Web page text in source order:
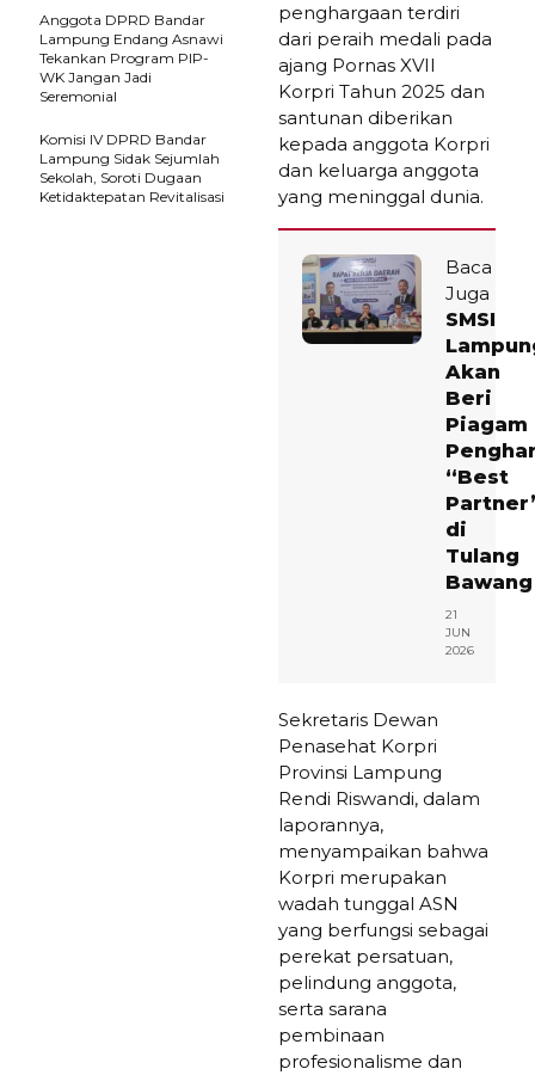
penghargaan terdiri
dari peraih medali pada
ajang Pornas XVII
Korpri Tahun 2025 dan
santunan diberikan
kepada anggota Korpri
dan keluarga anggota
yang meninggal dunia.
Baca
Juga
SMSI
Akan
Beri
Piagam
“Best
di
Tulang
21
JUN
2026
Sekretaris Dewan
Penasehat Korpri
Provinsi Lampung
Rendi Riswandi, dalam
laporannya,
menyampaikan bahwa
Korpri merupakan
wadah tunggal ASN
yang berfungsi sebagai
perekat persatuan,
pelindung anggota,
serta sarana
pembinaan
profesionalisme dan
Anggota DPRD Bandar
Lampung Endang Asnawi
Tekankan Program PIP-
WK Jangan Jadi
Seremonial
Komisi IV DPRD Bandar
Lampung Sidak Sejumlah
Sekolah, Soroti Dugaan
Ketidaktepatan Revitalisasi